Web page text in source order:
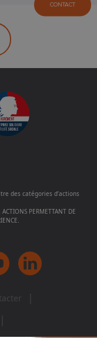
CONTACT
des catégories d’actions
PERMETTANT DE